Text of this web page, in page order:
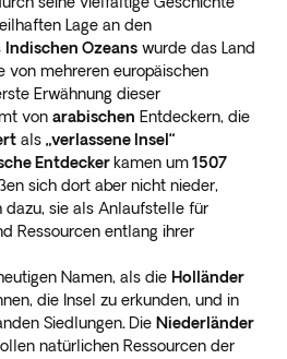
Lage an den
Indischen Ozeans wurde das Land
von mehreren europäischen
Erwähnung dieser
von arabischen Entdeckern, die
als „verlassene Insel“
Entdecker kamen um1507
sich dort aber nicht nieder,
dazu, sie als Anlaufstelle für
Ressourcen entlang ihrer
Namen, als die Holländer
die Insel zu erkunden, und in
Siedlungen. Die Niederländer
natürlichen Ressourcen der